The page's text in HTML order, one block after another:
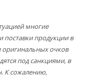
многие
поставки продукции в
очков
под санкциями, в
К сожалению,